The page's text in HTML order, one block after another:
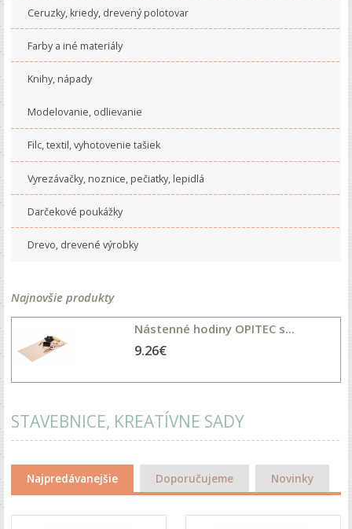
Ceruzky, kriedy, drevený polotovar
Farby a iné materiály
Knihy, nápady
Modelovanie, odlievanie
Filc, textil, vyhotovenie tašiek
Vyrezávačky, noznice, pečiatky, lepidlá
Darčekové poukážky
Drevo, drevené výrobky
Najnovšie produkty
Nástenné hodiny OPITEC s...
9.26€
STAVEBNICE, KREATÍVNE SADY
Najpredávanejšie Doporučujeme Novinky